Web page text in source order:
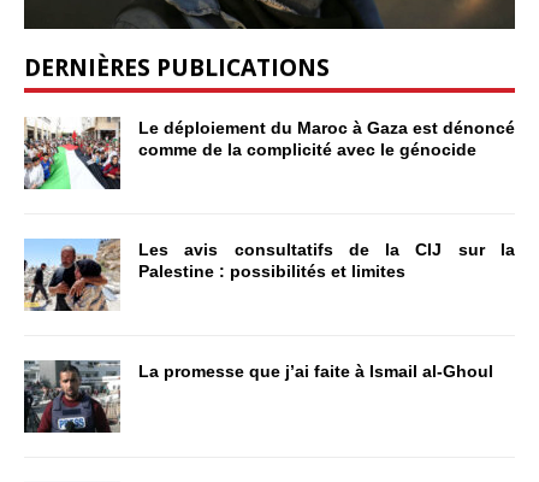
DERNIÈRES PUBLICATIONS
Le déploiement du Maroc à Gaza est dénoncé
comme de la complicité avec le génocide
Les avis consultatifs de la CIJ sur la
Palestine : possibilités et limites
La promesse que j’ai faite à Ismail al-Ghoul